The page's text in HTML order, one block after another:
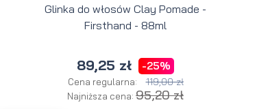
Glinka do włosów Clay Pomade -
Firsthand - 88ml
89,25 zł -25%
Cena regularna: 119,00 zł
Najniższa cena: 95,20 zł